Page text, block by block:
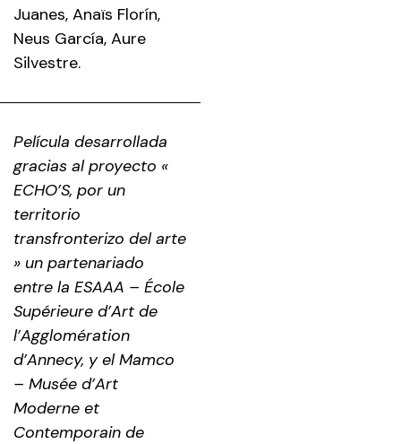
Juanes, Anaïs Florín,
Neus García, Aure
Silvestre.
Película desarrollada
gracias al proyecto «
ECHO’S, por un
territorio
transfronterizo del arte
» un partenariado
entre la ESAAA – École
Supérieure d’Art de
l’Agglomération
d’Annecy, y el Mamco
– Musée d’Art
Moderne et
Contemporain de